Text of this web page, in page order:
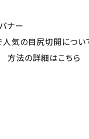
気の目尻切開につい
方法の詳細はこちら